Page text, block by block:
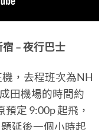
宿 – 夜行巴士
，去程班次為NH
田機場的時間約
定 9:00p 起飛，
延後一個小時起